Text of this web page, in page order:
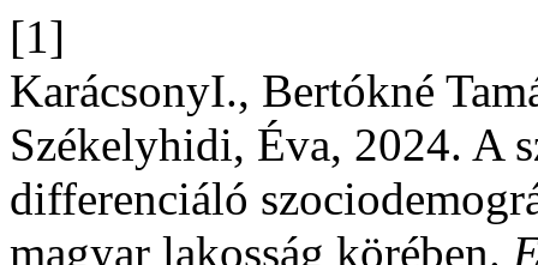
[1]
KarácsonyI., Bertókné
Székelyhidi, Éva, 2024. A
differenciáló
magyar lakosság körében.